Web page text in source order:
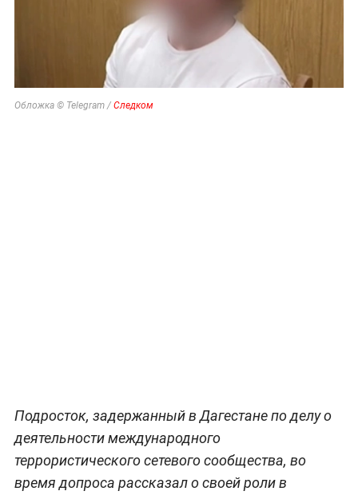
Обложка © Telegram / Следком
Подросток, задержанный в Дагестане по делу о
деятельности международного
террористического сетевого сообщества, во
время допроса рассказал о своей роли в